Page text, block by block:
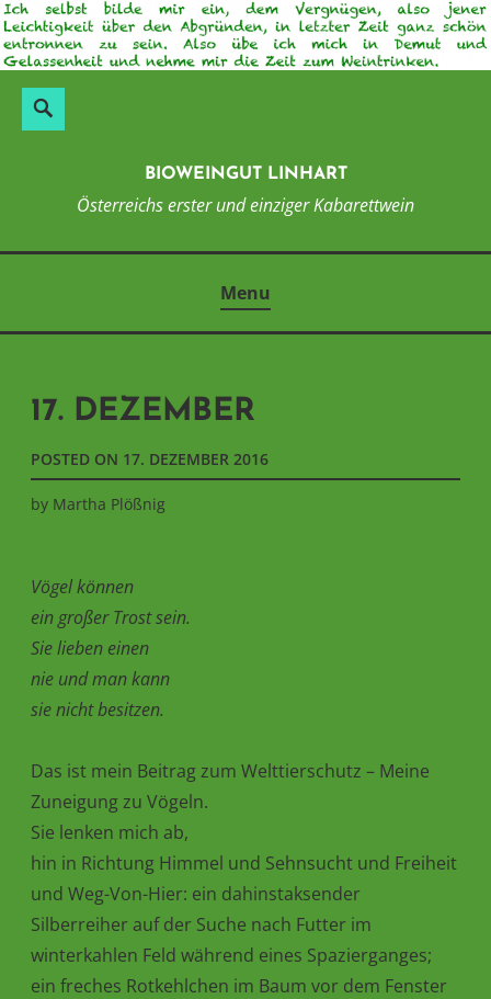
Skip
to
content
Search
BIOWEINGUT LINHART
Österreichs erster und einziger Kabarettwein
Menu
17. DEZEMBER
POSTED ON 17. DEZEMBER 2016
by Martha Plößnig
Vögel können
ein großer Trost sein.
Sie lieben einen
nie und man kann
sie nicht besitzen.
Das ist mein Beitrag zum Welttierschutz – Meine
Zuneigung zu Vögeln.
Sie lenken mich ab,
hin in Richtung Himmel und Sehnsucht und Freiheit
und Weg-Von-Hier: ein dahinstaksender
Silberreiher auf der Suche nach Futter im
winterkahlen Feld während eines Spazierganges;
ein freches Rotkehlchen im Baum vor dem Fenster